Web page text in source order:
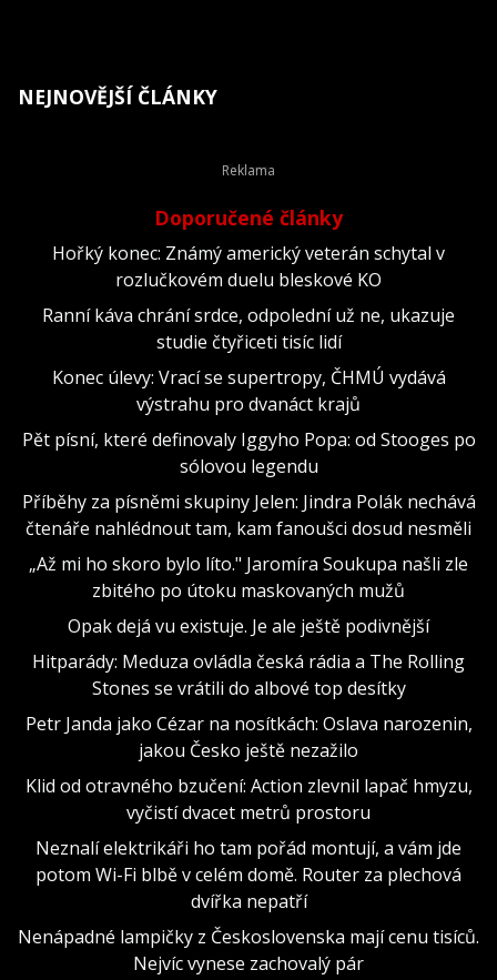
NEJNOVĚJŠÍ ČLÁNKY
Doporučené články
Hořký konec: Známý americký veterán schytal v
rozlučkovém duelu bleskové KO
Ranní káva chrání srdce, odpolední už ne, ukazuje
studie čtyřiceti tisíc lidí
Konec úlevy: Vrací se supertropy, ČHMÚ vydává
výstrahu pro dvanáct krajů
Pět písní, které definovaly Iggyho Popa: od Stooges po
sólovou legendu
Příběhy za písněmi skupiny Jelen: Jindra Polák nechává
čtenáře nahlédnout tam, kam fanoušci dosud nesměli
„Až mi ho skoro bylo líto." Jaromíra Soukupa našli zle
zbitého po útoku maskovaných mužů
Opak dejá vu existuje. Je ale ještě podivnější
Hitparády: Meduza ovládla česká rádia a The Rolling
Stones se vrátili do albové top desítky
Petr Janda jako Cézar na nosítkách: Oslava narozenin,
jakou Česko ještě nezažilo
Klid od otravného bzučení: Action zlevnil lapač hmyzu,
vyčistí dvacet metrů prostoru
Neznalí elektrikáři ho tam pořád montují, a vám jde
potom Wi-Fi blbě v celém domě. Router za plechová
dvířka nepatří
Nenápadné lampičky z Československa mají cenu tisíců.
Nejvíc vynese zachovalý pár